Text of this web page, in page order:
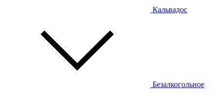
Кальвадос
Безалкогольное